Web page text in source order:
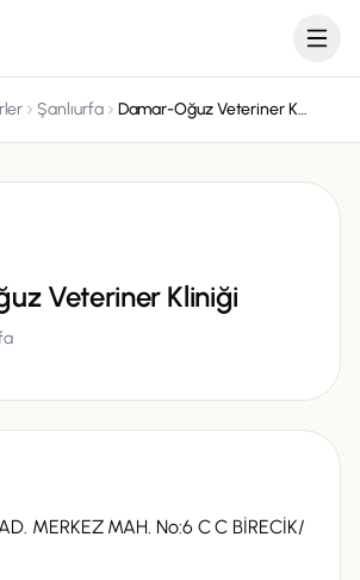
Şanlıurfa Damar-Oğuz Veteriner Kliniği
Veteriner Kliniği
MERKEZ MAH. No:6 C C BİRECİK/